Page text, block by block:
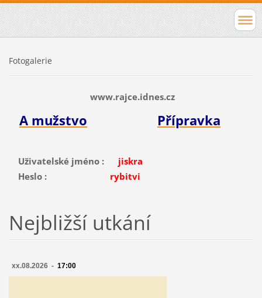
Fotogalerie
www.rajce.idnes.cz
A mužstvo Přípravka
Uživatelské jméno : jiskra
Heslo : rybitvi
Nejbližší utkání
xx.08.2026 - 17:00